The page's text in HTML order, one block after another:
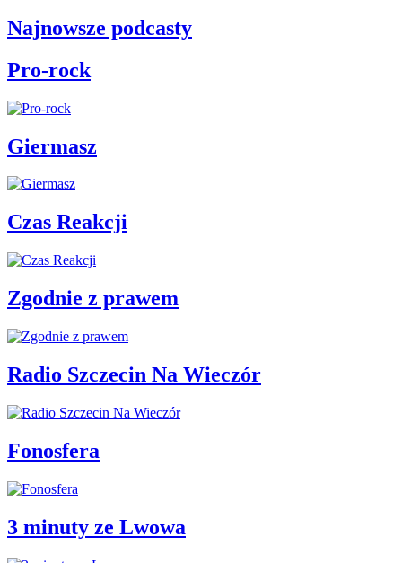
Najnowsze podcasty
Pro-rock
Giermasz
Czas Reakcji
Zgodnie z prawem
Radio Szczecin Na Wieczór
Fonosfera
3 minuty ze Lwowa